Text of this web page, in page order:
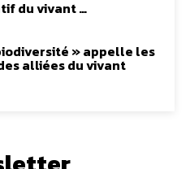
du vivant …
biodiversité » appelle les
alliées du vivant